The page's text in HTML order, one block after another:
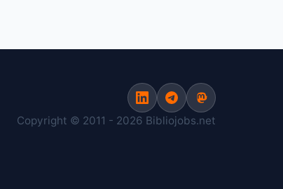
Copyright © 2011 - 2026 Bibliojobs.net